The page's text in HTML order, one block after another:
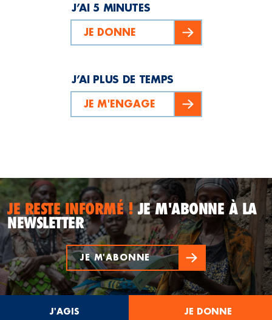
J’AI 5 MINUTES
JE DONNE
J’AI PLUS DE TEMPS
JE M'ENGAGE
JE RESTE INFORMÉ !JE M'ABONNE À LA
NEWSLETTER
JE M'ABONNE
J'AGIS JE DONNE